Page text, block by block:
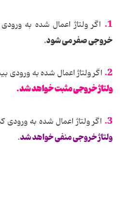
1. اگر ولتاژ اعمال شده به ورودی
خروجی صفر می شود.
2. اگر ولتاژ اعمال شده به ورودی
ولتاژ خروجی مثبت خواهد شد.
3. اگر ولتاژ اعمال شده به ورودی
ولتاژ خروجی منفی خواهد شد.